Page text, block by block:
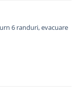
6 randuri, evacuare